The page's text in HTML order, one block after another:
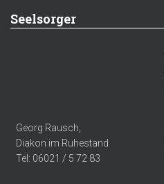
Seelsorger
Georg Rausch,
Diakon im Ruhestand
Tel: 06021 / 5 72 83